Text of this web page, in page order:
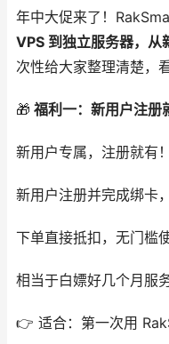
年中大促来了！
VPS 到独立服务器，从
次性给大家整理清楚，
🎁 福利一：新用户注
新用户专属，注册就有！
新用户注册并完成绑卡
下单直接抵扣，无门槛
相当于白嫖好几个月服
👉 适合：第一次用